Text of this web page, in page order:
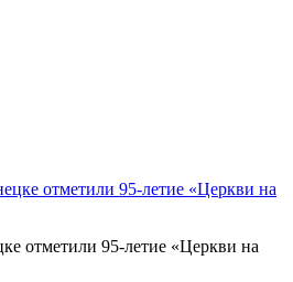
отметили 95-летие «Церкви на